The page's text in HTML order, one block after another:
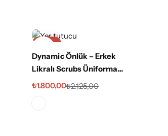
-15%
Dynamic Önlük – Erkek
Likralı Scrubs Üniforma
Önlük
₺2.125,00
₺1.800,00